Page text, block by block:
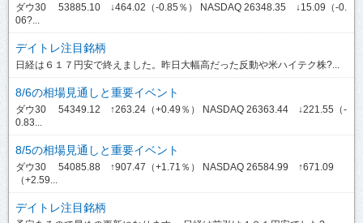
ダウ30 53885.10 ↓464.02（-0.85％） NASDAQ 26348.35 ↓15.09（-0.
06?...
デイトレ注目銘柄
日経は６１７円安で終えました。昨日大幅高だった反動や米ハイテク株?...
8/6の相場見通しと重要イベント
ダウ30 54349.12 ↑263.24（+0.49％） NASDAQ 26363.44 ↓221.55（-
0.83...
8/5の相場見通しと重要イベント
ダウ30 54085.88 ↑907.47（+1.71％） NASDAQ 26584.99 ↑671.09
（+2.59...
デイトレ注目銘柄